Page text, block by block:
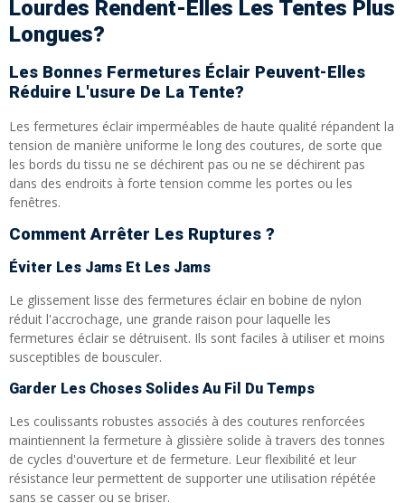
Lourdes Rendent-Elles Les Tentes Plus
Longues?
Les Bonnes Fermetures Éclair Peuvent-Elles
Réduire L'usure De La Tente?
Les fermetures éclair imperméables de haute qualité répandent la
tension de manière uniforme le long des coutures, de sorte que
les bords du tissu ne se déchirent pas ou ne se déchirent pas
dans des endroits à forte tension comme les portes ou les
fenêtres.
Comment Arrêter Les Ruptures ?
Éviter Les Jams Et Les Jams
Le glissement lisse des fermetures éclair en bobine de nylon
réduit l'accrochage, une grande raison pour laquelle les
fermetures éclair se détruisent. Ils sont faciles à utiliser et moins
susceptibles de bousculer.
Garder Les Choses Solides Au Fil Du Temps
Les coulissants robustes associés à des coutures renforcées
maintiennent la fermeture à glissière solide à travers des tonnes
de cycles d'ouverture et de fermeture. Leur flexibilité et leur
résistance leur permettent de supporter une utilisation répétée
sans se casser ou se briser.